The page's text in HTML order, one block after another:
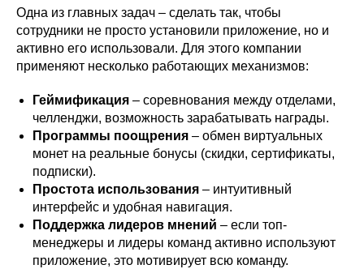
Одна из главных задач – сделать так, чтобы
сотрудники не просто установили приложение, но и
активно его использовали. Для этого компании
применяют несколько работающих механизмов:
Геймификация – соревнования между отделами,
челленджи, возможность зарабатывать награды.
Программы поощрения – обмен виртуальных
монет на реальные бонусы (скидки, сертификаты,
подписки).
Простота использования – интуитивный
интерфейс и удобная навигация.
Поддержка лидеров мнений – если топ-
менеджеры и лидеры команд активно используют
приложение, это мотивирует всю команду.